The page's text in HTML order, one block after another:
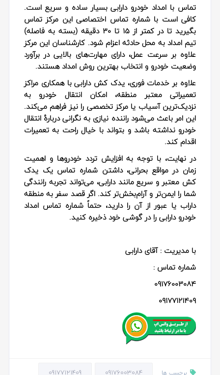
تماس با امداد خودرو دارابیبسیار ساده و سریع است.
کافی است با شماره تماس اختصاصی این مرکز تماس
بگیرید تا در کمتر از 15 تا 30 دقیقه (بسته به فاصله)
تیم امداد به محل حادثه اعزام شود. کارشناسان این مرکز
علاوه بر سرعت عمل، دارای مهارت‌های بالایی در برآورد
وضعیت خودرو و انتخاب بهترین روش امداد هستند.
علاوه بر خدمات فوری،یدک کش دارابیبا همکاری مراکز
تعمیراتی معتبر منطقه، امکان انتقال خودرو به
نزدیک‌ترین آسیاب یا مرکز تخصصی را نیز فراهم می‌کند.
این امر باعث می‌شود راننده نیازی به نگرانی دربارهٔ انتقال
خودرو نداشته باشد و بتواند با خیال راحت به تعمیرات
اقدام کند.
در نهایت، با توجه به افزایش تردد خودروها و اهمیت
زمان در مواقع بحرانی، داشتن شماره تماس یکیدک
کش معتبر و سریعمانند دارابی، می‌تواند تجربه رانندگی
شما را ایمن‌تر و آرام‌بخش‌تر کند. اگر قصد سفر به منطقه
داراب یا عبور از آن را دارید، حتماً شماره تماس امداد
خودرو دارابی را در گوشی خود ذخیره کنید.
با مدیریت : آقای دارابی
شماره تماس :
09176003084
09177121409
برچسب ها 09176003084
09177121409